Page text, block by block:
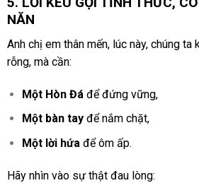
NĂN
Anh chị em thân mến, lúc này, chúng
rỗng, mà cần:
Một Hòn Đá để đứng vững,
Một bàn tayđể nắm chặt,
Một lời hứa để ôm ấp.
Hãy nhìn vào sự thật đau lòng: